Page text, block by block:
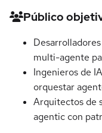
Detalles del
Público
multi-agente
Ingenieros de
orquestar
Arquitectos de
agentic con